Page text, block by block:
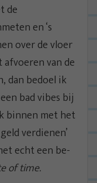
de
en ‘s
over de vloer
van de
dan bedoel ik
bad vibes bij
binnen met het
verdienen’
echt een be-
of time.